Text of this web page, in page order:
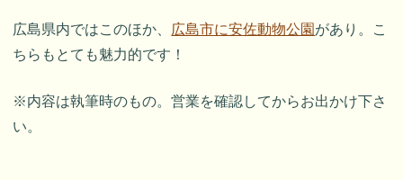
広島県内ではこのほか、 広島市に安佐動物公園 があり。こ
ちらもとても魅力的です！
※内容は執筆時のもの。営業を確認してからお出かけ下さ
い。